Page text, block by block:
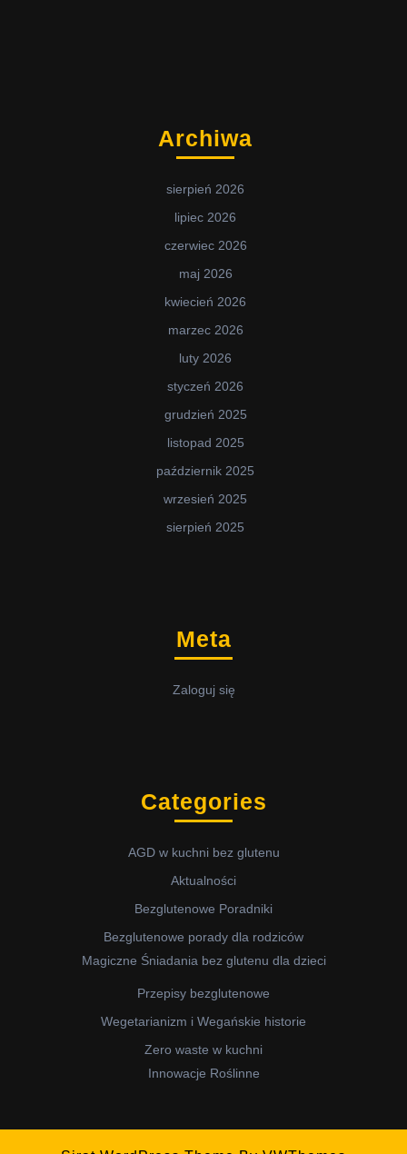
Archiwa
sierpień 2026
lipiec 2026
czerwiec 2026
maj 2026
kwiecień 2026
marzec 2026
luty 2026
styczeń 2026
grudzień 2025
listopad 2025
październik 2025
wrzesień 2025
sierpień 2025
Meta
Zaloguj się
Categories
AGD w kuchni bez glutenu
Aktualności
Bezglutenowe Poradniki
Bezglutenowe porady dla rodziców
Magiczne Śniadania bez glutenu dla dzieci
Przepisy bezglutenowe
Wegetarianizm i Wegańskie historie
Zero waste w kuchni
Innowacje Roślinne